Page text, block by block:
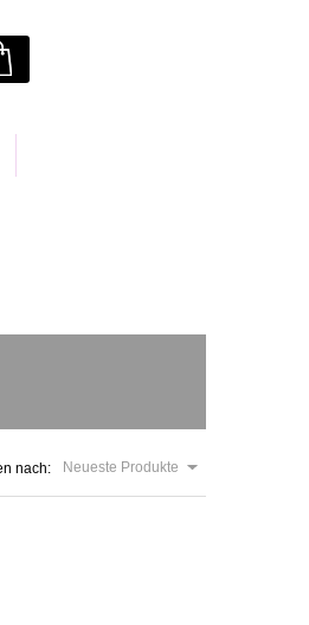
nach: Neueste Produkte